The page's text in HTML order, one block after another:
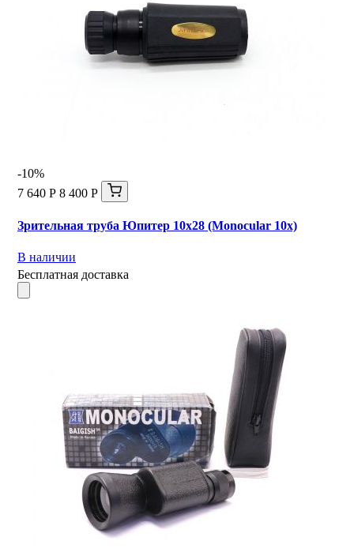
-10%
7 640 Р 8 400 Р
Зрительная труба Юпитер 10х28 (Monocular 10x)
В наличии
Бесплатная доставка